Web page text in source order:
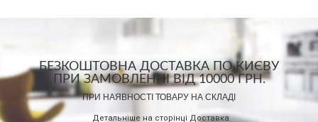
БЕЗКОШТОВНА ДОСТАВКА ПО КИЄВУ
ПРИ ЗАМОВЛЕННІ ВІД 10000 ГРН.
ПРИ НАЯВНОСТІ ТОВАРУ НА СКЛАДІ
Детальніше на сторінці Доставка